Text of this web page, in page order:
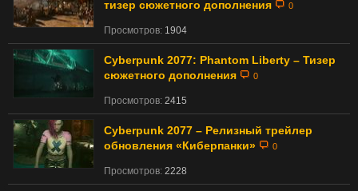
тизер сюжетного дополнения
0
Просмотров: 1904
Cyberpunk 2077: Phantom Liberty – Тизер
сюжетного дополнения
0
Просмотров: 2415
Cyberpunk 2077 – Релизный трейлер
обновления «Киберпанки»
0
Просмотров: 2228